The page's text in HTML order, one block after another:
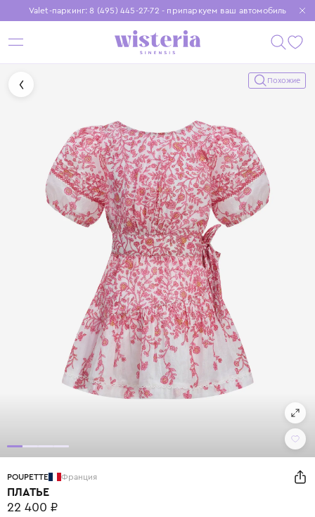
Valet-паркинг: 8 (495) 445-27-72 - припаркуем ваш автомобиль
Бесплатная доставка при заказе от 15 000 ₽
Установите приложение, чтобы покупки были еще удобнее
Похожие
POUPETTE Франция
ПЛАТЬЕ
22 400 ₽